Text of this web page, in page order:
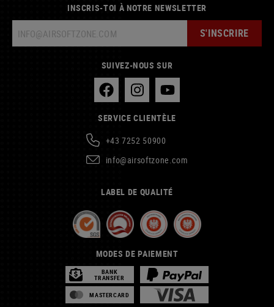
INSCRIS-TOI À NOTRE NEWSLETTER
S'INSCRIRE
SUIVEZ-NOUS SUR
SERVICE CLIENTÈLE
+43 7252 50900
info@airsoftzone.com
LABEL DE QUALITÉ
MODES DE PAIEMENT
BANK
TRANSFER
MASTERCARD